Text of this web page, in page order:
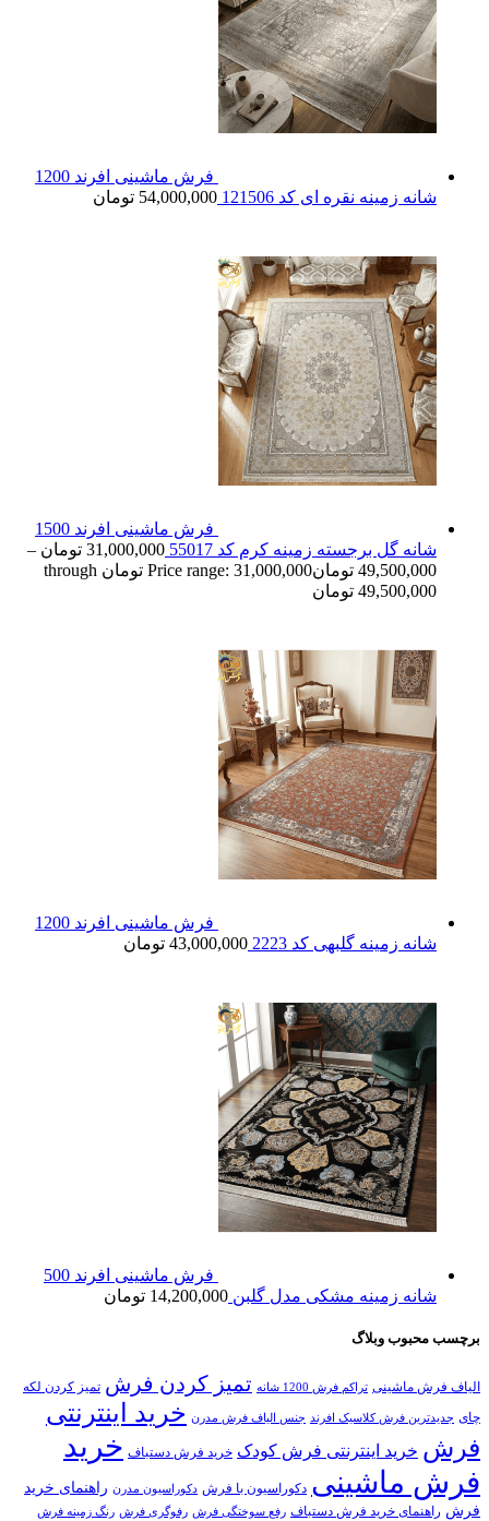
فرش ماشینی افرند 1200
شانه زمینه نقره ای کد 121506
54,000,000 تومان
فرش ماشینی افرند 1500
شانه گل برجسته زمینه کرم کد 55017
31,000,000 تومان –
49,500,000 تومان
Price range: 31,000,000 تومان through
49,500,000 تومان
فرش ماشینی افرند 1200
شانه زمینه گلبهی کد 2223
43,000,000 تومان
فرش ماشینی افرند 500
شانه زمینه مشکی مدل گلبن 14,200,000 تومان
برچسب محبوب وبلاگ
الیاف فرش ماشینی تراکم فرش 1200 شانه تمیز کردن فرش تمیز کردن لکه
چای جدیدترین فرش کلاسیک افرند جنس الیاف فرش مدرن خرید اینترنتی
فرش خرید اینترنتی فرش کودک خرید فرش دستباف خرید
فرش ماشینی دکوراسیون با فرش دکوراسیون مدرن راهنمای خرید
فرش راهنمای خرید فرش دستباف رفع سوختگی فرش رفوگری فرش رنگ زمینه فرش